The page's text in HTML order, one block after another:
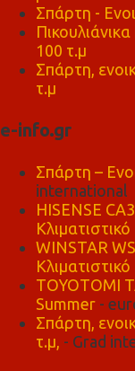
Σπάρτη -
100 τ.μ
Σπάρτη,
τ.μ
e-info.gr
Σπάρτη –
international
HISENSE
Κλιματιστικό
WINSTAR
Κλιματιστικό
TOYOTOMI
Summer -
Σπάρτη,
τ.μ, - Grad